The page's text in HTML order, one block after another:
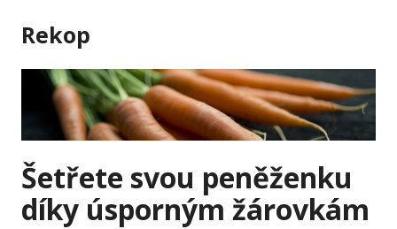
to
Rekop
Šetřete svou peněženku
díky úsporným žárovkám